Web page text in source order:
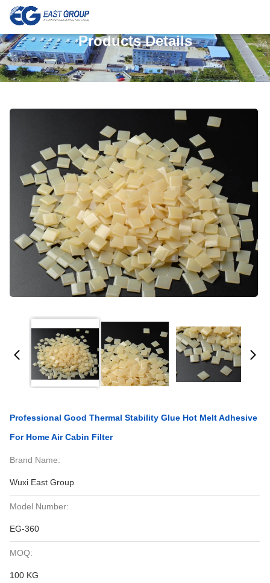
Products Details
Professional Good Thermal Stability Glue Hot Melt Adhesive
For Home Air Cabin Filter
Brand Name:
Wuxi East Group
Model Number:
EG-360
MOQ:
100 KG